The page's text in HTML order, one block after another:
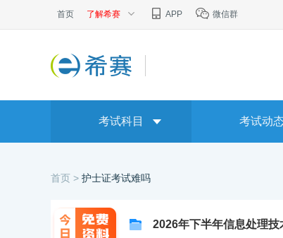
首页 了解希赛 APP 微信群
考试科目 考试动
首页 > 护士证考试难吗
2026年下半年信息处理技